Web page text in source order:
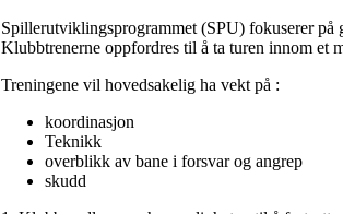
Spillerutviklingsprogrammet (SPU) fokuserer på
Klubbtrenerne oppfordres til å ta turen innom et
Treningene vil hovedsakelig ha vekt på :
koordinasjon
Teknikk
overblikk av bane i forsvar og angrep
skudd